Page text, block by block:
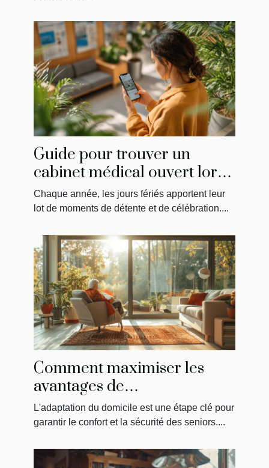
Guide pour trouver un
cabinet médical ouvert lors
des jours fériés
Chaque année, les jours fériés apportent leur
lot de moments de détente et de célébration....
Comment maximiser les
avantages de
MaPrimeAdapt' pour
l'aménagement du domicile
L'adaptation du domicile est une étape clé pour
garantir le confort et la sécurité des seniors....